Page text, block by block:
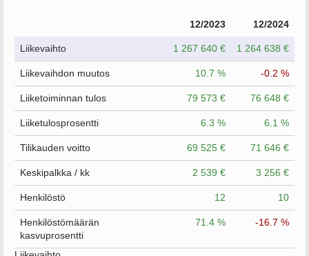
12/2023 12/2024
Liikevaihto 1 267 640 € 1 264 638 €
Liikevaihdon muutos 10.7 % -0.2 %
Liiketoiminnan tulos 79 573 € 76 648 €
Liiketulosprosentti 6.3 % 6.1 %
Tilikauden voitto 69 525 € 71 646 €
Keskipalkka / kk 2 539 € 3 256 €
Henkilöstö 12 10
Henkilöstömäärän
kasvuprosentti
71.4 % -16.7 %